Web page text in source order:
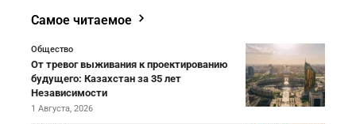
Самое читаемое
Общество
От тревог выживания к проектированию
будущего: Казахстан за 35 лет
Независимости
1 Августа, 2026